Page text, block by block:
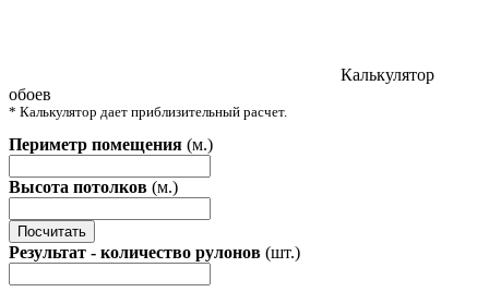
Калькулятор
обоев
* Калькулятор дает приблизительный расчет.
Периметр помещения (м.)
Высота потолков (м.)
Посчитать
Результат - количество рулонов (шт.)